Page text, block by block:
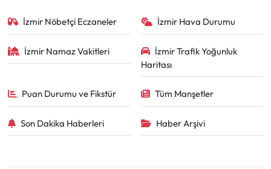
İzmir Nöbetçi Eczaneler İzmir Hava Durumu
İzmir Namaz Vakitleri
İzmir Trafik Yoğunluk
Haritası
Puan Durumu ve Fikstür Tüm Manşetler
Son Dakika Haberleri Haber Arşivi